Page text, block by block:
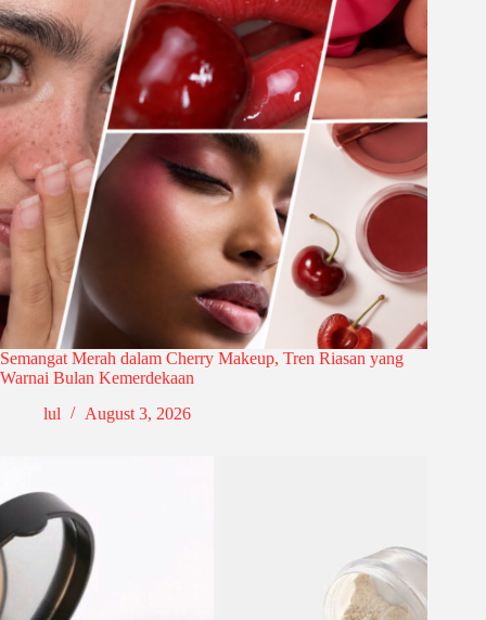
Semangat Merah dalam Cherry Makeup, Tren Riasan yang
Warnai Bulan Kemerdekaan
lul
August 3, 2026